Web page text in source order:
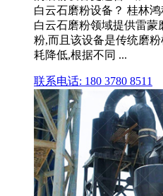
白云石磨粉设备？ 桂林
白云石磨粉领域提供雷蒙
粉,而且该设备是传统磨
耗降低,根据不同 ...
联系电话: 180 3780 8511